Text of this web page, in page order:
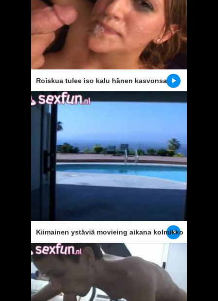
Roiskua tulee iso kalu hänen kasvonsa
valmis
Kiimainen ystäviä movieing aikana kolmikko
sukupuoli